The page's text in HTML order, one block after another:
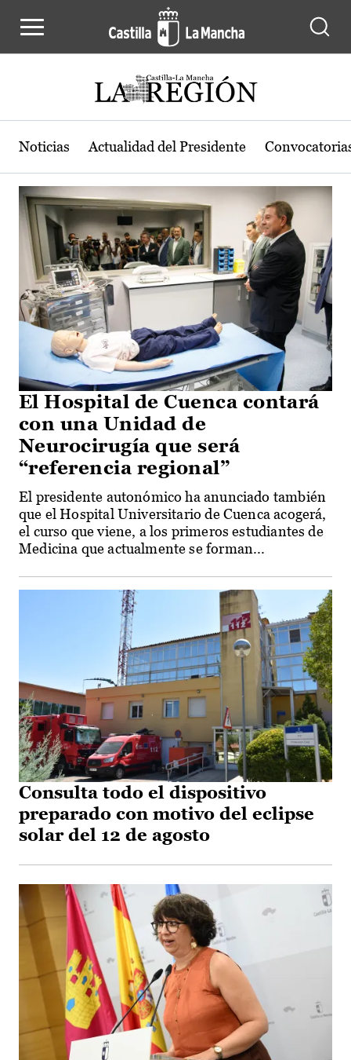
Actualidad de la región de Castilla-
Noticias Actualidad del Presidente
El Hospital de Cuenca contará
con una Unidad de
Neurocirugía que será
“referencia regional”
El presidente autonómico ha anunciado también
que el Hospital Universitario de Cuenca acogerá,
el curso que viene, a los primeros estudiantes de
Medicina que actualmente se forman...
Consulta todo el dispositivo
preparado con motivo del eclipse
solar del 12 de agosto